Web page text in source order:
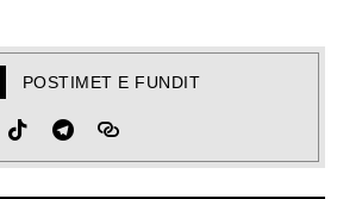
POSTIMET E FUNDIT